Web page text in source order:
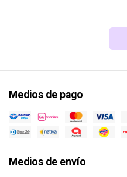
Medios de pago
Medios de envío